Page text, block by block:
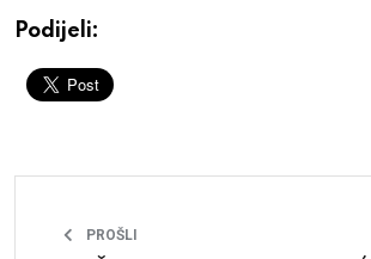
Podijeli:
PROŠLI